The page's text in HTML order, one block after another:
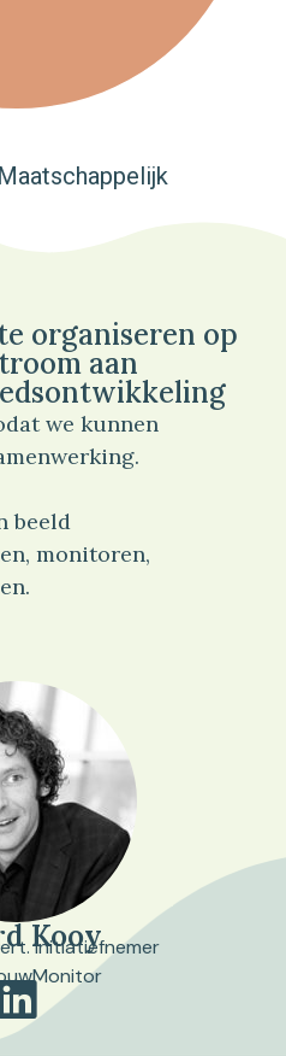
Maatschappelijk
organiseren op
aan
we kunnen
beeld
monitoren,
Kooy
Initiatiefnemer